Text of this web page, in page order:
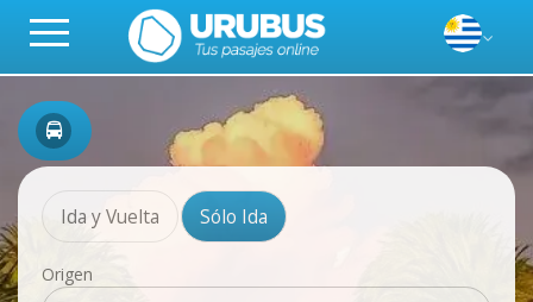
Ida y Vuelta Sólo Ida
Origen